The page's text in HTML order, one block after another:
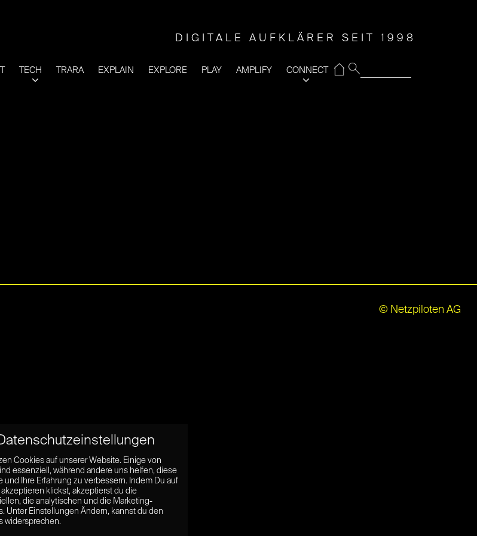
DIGITALE AUFKLÄRER SEIT 1998
TECH TRARA EXPLAIN EXPLORE PLAY AMPLIFY CONNECT
⌂
© Netzpiloten AG
Cookies auf unserer Website. Einige von
essenziell, während andere uns helfen, diese
und Ihre Erfahrung zu verbessern. Indem Du auf
akzeptieren klickst, akzeptierst du die
die analytischen und die Marketing-
Unter Einstellungen Ändern, kannst du den
widersprechen.